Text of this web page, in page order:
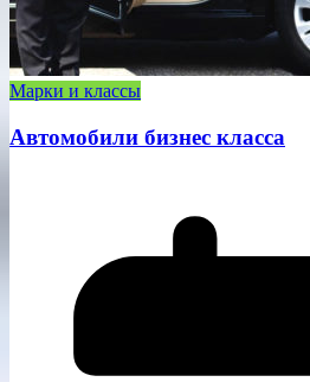
Марки и классы
Автомобили бизнес класса